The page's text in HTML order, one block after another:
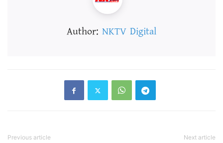
Author: NKTV Digital
Previous article Next article